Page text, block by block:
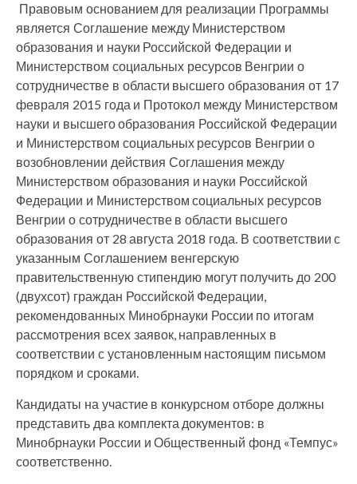
Правовым основанием для реализации Программы
является Соглашение между Министерством
образования и науки Российской Федерации и
Министерством социальных ресурсов Венгрии о
сотрудничестве в области высшего образования от 17
февраля 2015 года и Протокол между Министерством
науки и высшего образования Российской Федерации
и Министерством социальных ресурсов Венгрии о
возобновлении действия Соглашения между
Министерством образования и науки Российской
Федерации и Министерством социальных ресурсов
Венгрии о сотрудничестве в области высшего
образования от 28 августа 2018 года. В соответствии с
указанным Соглашением венгерскую
правительственную стипендию могут получить до 200
(двухсот) граждан Российской Федерации,
рекомендованных Минобрнауки России по итогам
рассмотрения всех заявок, направленных в
соответствии с установленным настоящим письмом
порядком и сроками.
Кандидаты на участие в конкурсном отборе должны
представить два комплекта документов: в
Минобрнауки России и Общественный фонд «Темпус»
соответственно.